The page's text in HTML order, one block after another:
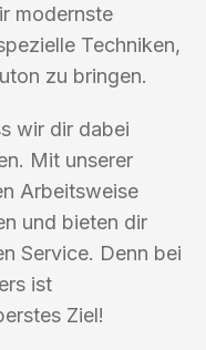
modernste
Techniken,
zu bringen.
wir dir dabei
Mit unserer
Arbeitsweise
und bieten dir
Service. Denn bei
ist
Ziel!